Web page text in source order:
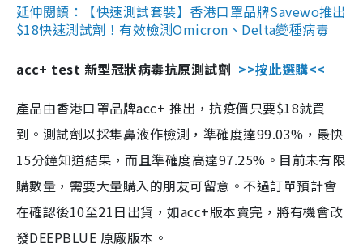
延伸閱讀：【快速測試套裝】香港口罩品牌Savewo推出
$18快速測試劑！有效檢測Omicron、Delta變種病毒
acc+ test 新型冠狀病毒抗原測試劑 >>按此選購<<
產品由香港口罩品牌acc+ 推出，抗疫價只要$18就買
到。測試劑以採集鼻液作檢測，準確度達99.03%，最快
15分鐘知道結果，而且準確度高達97.25%。目前未有限
購數量，需要大量購入的朋友可留意。不過訂單預計會
在確認後10至21日出貨，如acc+版本賣完，將有機會改
發DEEPBLUE 原廠版本。